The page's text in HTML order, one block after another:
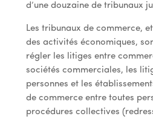
d’une douzaine de tribunaux
Les tribunaux de commerce,
des activités économiques,
régler les litiges entre
sociétés commerciales, les
personnes et les
de commerce entre toutes
procédures collectives